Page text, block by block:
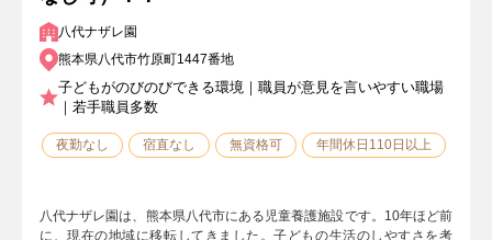
八代ナザレ園
熊本県八代市竹原町1447番地
子どもがのびのびできる環境｜職員が意見を言いやすい職場
｜若手職員多数
夜勤なし 宿直なし 無資格可 年間休日110日以上
八代ナザレ園は、熊本県八代市にある児童養護施設です。10年ほど前
に、現在の地域に移転してきました。子どもの生活のしやすさを考